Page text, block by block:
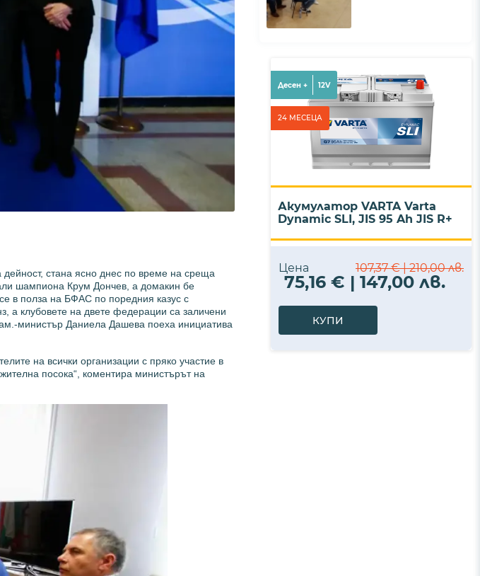
стана ясно днес по време на среща
шампиона Крум Дончев, а домакин бе
в полза на БФАС по поредния казус с
а клубовете на двете федерации са заличени
министър Даниела Дашева поеха инициатива
на всички организации с пряко участие в
посока“, коментира министърът на
Десен + 12V
24 МЕСЕЦА
Акумулатор VARTA Varta
Dynamic SLI, JIS 95 Ah JIS R+
Цена 107,37 € | 210,00 лв.
75,16 € | 147,00 лв.
КУПИ